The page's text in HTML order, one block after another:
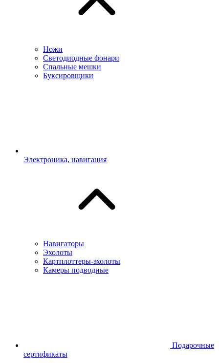
Ножи
Светодиодные фонари
Спальные мешки
Буксировщики
Электроника, навигация
Навигаторы
Эхолоты
Картплоттеры-эхолоты
Камеры подводные
Подарочные
сертификаты